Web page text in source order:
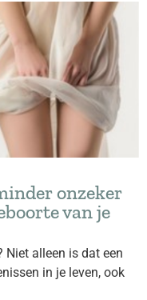
onzeker
van je
Niet alleen is dat een
in je leven, ook